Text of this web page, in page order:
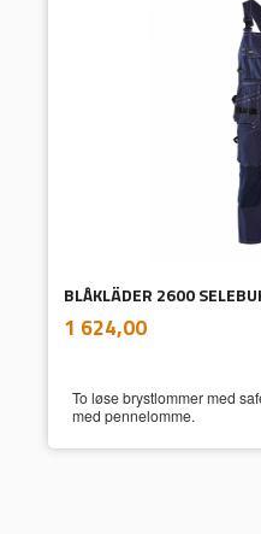
BLÅKLÄDER 2600
Pris
1 624,00mva.
To løse brystlommer med
med pennelomme.